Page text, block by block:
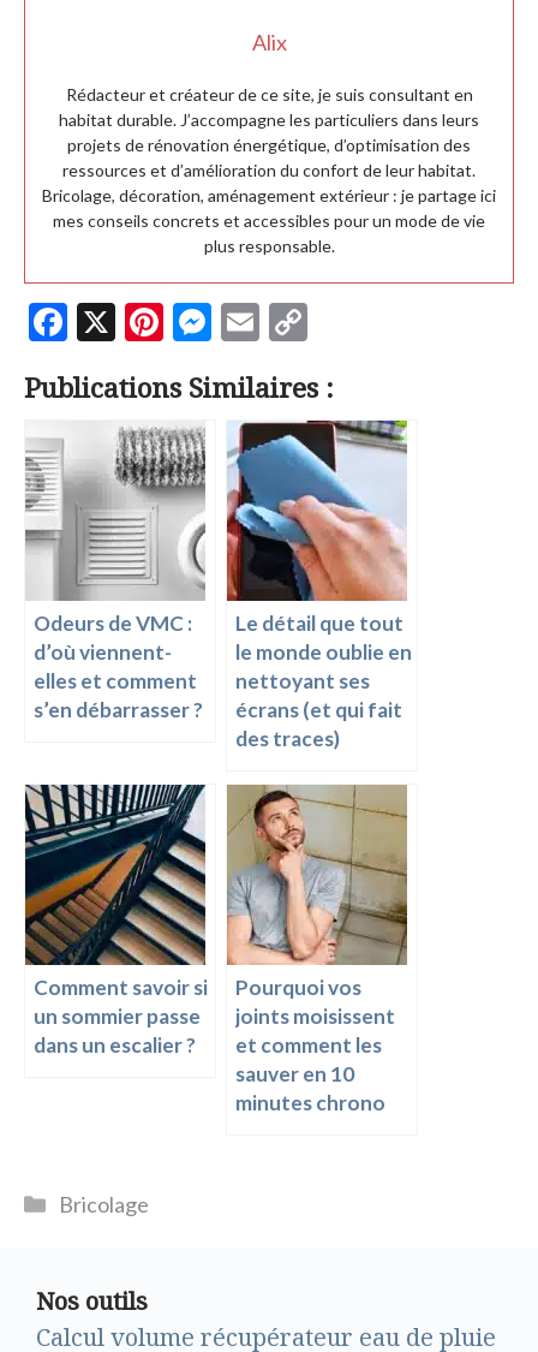
Alix
Rédacteur et créateur de ce site, je suis consultant en
habitat durable. J’accompagne les particuliers dans leurs
projets de rénovation énergétique, d’optimisation des
ressources et d’amélioration du confort de leur habitat.
Bricolage, décoration, aménagement extérieur : je partage ici
mes conseils concrets et accessibles pour un mode de vie
plus responsable.
F
e
o
o
k
X
Pi
er
es
t
M
se
n
g
er
E
ai
l
p
y
Li
n
k
Publications Similaires :
Odeurs de VMC :
d’où viennent-
elles et comment
s’en débarrasser ?
Le détail que tout
le monde oublie en
nettoyant ses
écrans (et qui fait
des traces)
Comment savoir si
un sommier passe
dans un escalier ?
Pourquoi vos
joints moisissent
et comment les
sauver en 10
minutes chrono
Catégories
Bricolage
Nos outils
Calcul volume récupérateur eau de pluie